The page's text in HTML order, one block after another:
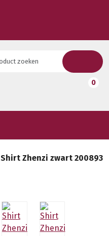
0
Shirt Zhenzi zwart 200893